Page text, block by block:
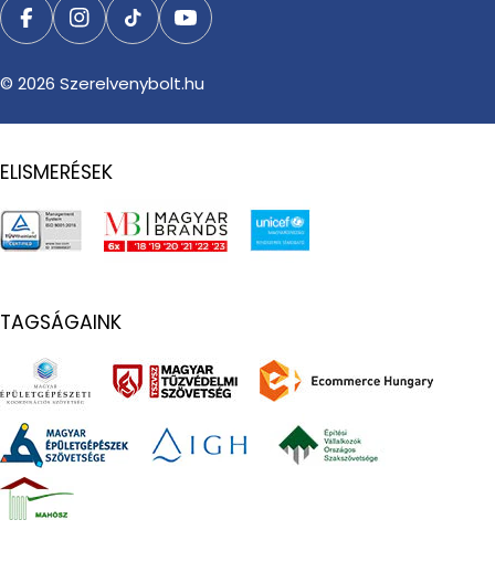
FacebookInstagram
TikTokYouTube
© 2026 Szerelvenybolt.hu
ELISMERÉSEK
TAGSÁGAINK